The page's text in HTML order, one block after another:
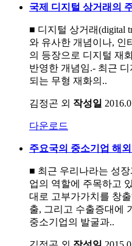
국제 디지털 상거래의
■ 디지털 상거래(digital
와 유사한 개념이나, 인
의 등장으로 디지털 재
반영한 개념임.- 최근 디
되는 무형 재화의..
김정곤 외 작성일
다운로드
주요국의 중소기업 해
■ 최근 우리나라는 성
업의 역할에 주목하고
대로 고부가가치를 창
출, 그리고 수출증대에
중소기업의 발굴과..